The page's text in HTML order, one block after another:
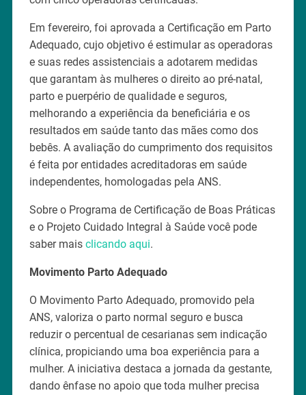
Em fevereiro, foi aprovada a Certificação em Parto
Adequado, cujo objetivo é estimular as operadoras
e suas redes assistenciais a adotarem medidas
que garantam às mulheres o direito ao pré-natal,
parto e puerpério de qualidade e seguros,
melhorando a experiência da beneficiária e os
resultados em saúde tanto das mães como dos
bebês. A avaliação do cumprimento dos requisitos
é feita por entidades acreditadoras em saúde
independentes, homologadas pela ANS.
Sobre o Programa de Certificação de Boas Práticas
e o Projeto Cuidado Integral à Saúde você pode
saber mais clicando aqui.
Movimento Parto Adequado
O Movimento Parto Adequado, promovido pela
ANS, valoriza o parto normal seguro e busca
reduzir o percentual de cesarianas sem indicação
clínica, propiciando uma boa experiência para a
mulher. A iniciativa destaca a jornada da gestante,
dando ênfase no apoio que toda mulher precisa